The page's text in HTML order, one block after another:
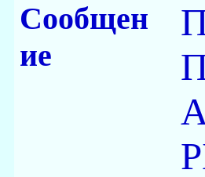
Сообщен
ие